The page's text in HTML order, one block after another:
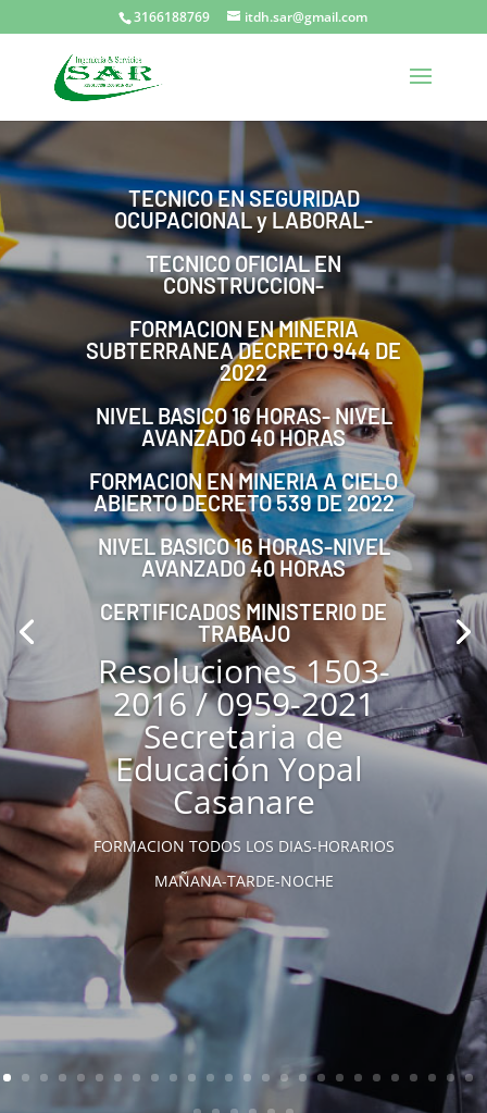
3166188769 itdh.sar@gmail.com
TECNICO EN SEGURIDAD
OCUPACIONAL y LABORAL-
TECNICO OFICIAL EN
CONSTRUCCION-
FORMACION EN MINERIA
SUBTERRANEA DECRETO 944 DE
2022
NIVEL BASICO 16 HORAS- NIVEL
AVANZADO 40 HORAS
FORMACION EN MINERIA A CIELO
ABIERTO DECRETO 539 DE 2022
NIVEL BASICO 16 HORAS-NIVEL
AVANZADO 40 HORAS
CERTIFICADOS MINISTERIO DE
TRABAJO
Resoluciones 1503-
2016 / 0959-2021
Secretaria de
Educación Yopal
Casanare
FORMACION TODOS LOS DIAS-HORARIOS
MAÑANA-TARDE-NOCHE